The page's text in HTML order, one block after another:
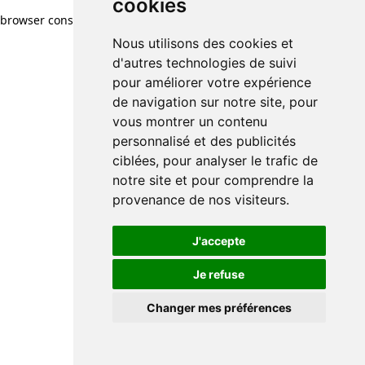
cookies
Nous utilisons des cookies et
d'autres technologies de suivi
pour améliorer votre expérience
de navigation sur notre site, pour
vous montrer un contenu
personnalisé et des publicités
ciblées, pour analyser le trafic de
notre site et pour comprendre la
provenance de nos visiteurs.
J'accepte
Je refuse
Changer mes préférences
browser console for more information)